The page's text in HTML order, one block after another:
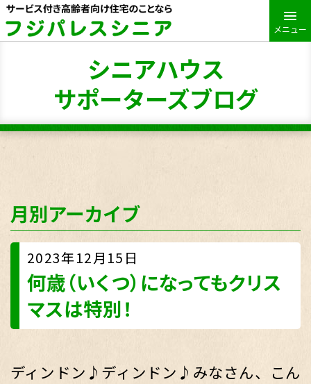
メニュー
シニアハウス
サポーターズブログ
月別アーカイブ
2023年12月15日
何歳（いくつ）になってもクリス
マスは特別！
ディンドン♪ディンドン♪みなさん、こん